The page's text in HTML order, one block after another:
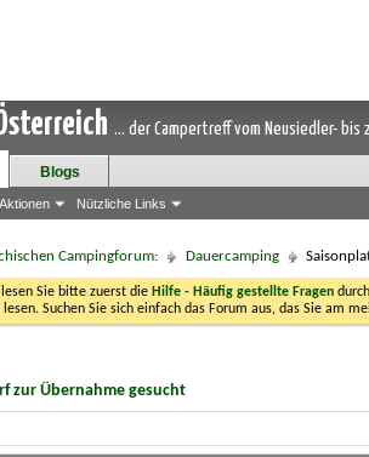
... der Campertreff vom Neusiedler- bis
Aktionen Nützliche Links
Blogs
Campingforum: Dauercamping
Sie bitte zuerst die Hilfe - Häufig gestellte Fragen
Suchen Sie sich einfach das Forum aus, das Sie am
zur Übernahme gesucht